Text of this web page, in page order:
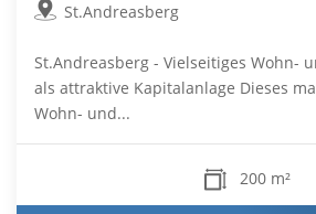
St.Andreasberg
St.Andreasberg - Vielseitiges Wohn-
als attraktive Kapitalanlage Dieses
Wohn- und...
200 m²